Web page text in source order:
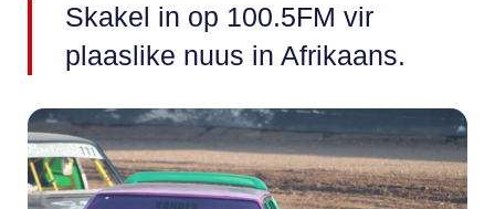
Skakel in op 100.5FM vir
plaaslike nuus in Afrikaans.